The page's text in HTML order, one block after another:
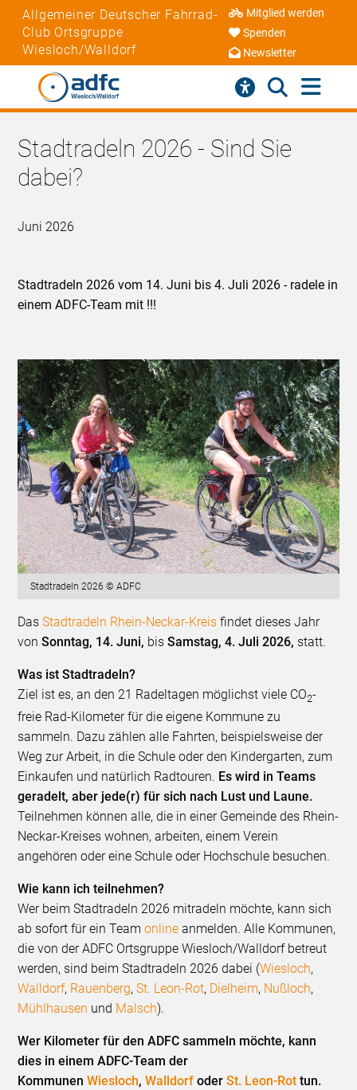
Allgemeiner Deutscher Fahrrad-
Club Ortsgruppe
Wiesloch/Walldorf
Mitglied werden
Spenden
Newsletter
Stadtradeln 2026 - Sind Sie
dabei?
Juni 2026
Stadtradeln 2026 vom 14. Juni bis 4. Juli 2026 - radele in
einem ADFC-Team mit !!!
Stadtradeln 2026 © ADFC
DasStadtradeln Rhein-Neckar-Kreis findet dieses Jahr
vonSonntag, 14. Juni, bis Samstag, 4. Juli 2026, statt.
Was ist Stadtradeln?
Ziel ist es, an den 21 Radeltagen möglichst viele CO2-
freie Rad-Kilometer für die eigene Kommune zu
sammeln. Dazu zählen alle Fahrten, beispielsweise der
Weg zur Arbeit, in die Schule oder den Kindergarten, zum
Einkaufen und natürlich Radtouren. Es wird in Teams
geradelt, aber jede(r) für sich nach Lust und Laune.
Teilnehmen können alle, die in einer Gemeinde des Rhein-
Neckar-Kreises wohnen, arbeiten, einem Verein
angehören oder eine Schule oder Hochschule besuchen.
Wie kann ich teilnehmen?
Wer beim Stadtradeln 2026 mitradeln möchte, kann sich
ab sofort für ein Teamonline anmelden. Alle Kommunen,
die von der ADFC Ortsgruppe Wiesloch/Walldorf betreut
werden, sind beim Stadtradeln 2026 dabei (Wiesloch,
Walldorf, Rauenberg,St. Leon-Rot, Dielheim, Nußloch,
Mühlhausen und Malsch).
Wer Kilometer für den ADFC sammeln möchte, kann
dies in einem ADFC-Team der
KommunenWiesloch,WalldorfoderSt. Leon-Rot tun.